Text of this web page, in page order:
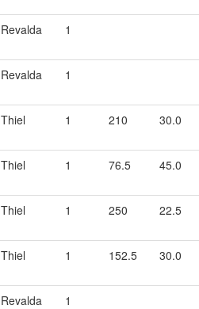
Revalda 1
Revalda 1
Thiel 1 210 30.0
Thiel 1 76.5 45.0
Thiel 1 250 22.5
Thiel 1 152.5 30.0
Revalda 1